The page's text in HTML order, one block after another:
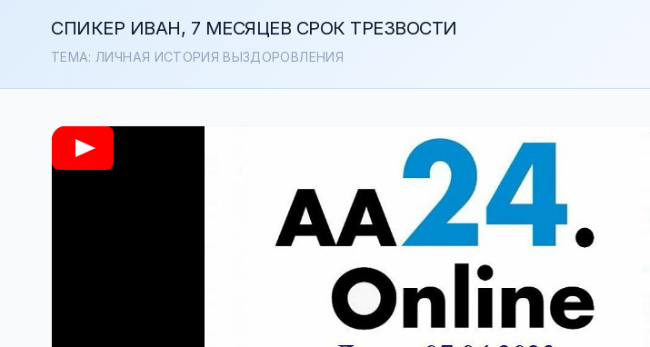
СПИКЕР ИВАН, 7 МЕСЯЦЕВ СРОК ТРЕЗВОСТИ
ТЕМА: ЛИЧНАЯ ИСТОРИЯ ВЫЗДОРОВЛЕНИЯ